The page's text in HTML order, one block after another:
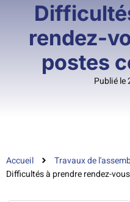
rendez-
postes
Publié le
Accueil Travaux de
Difficultés à prendre rendez-